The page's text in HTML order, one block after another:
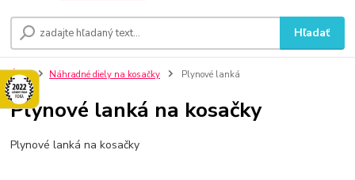
Hľadať
Úvod Náhradné diely na kosačky Plynové lanká
Plynové lanká na kosačky
Plynové lanká na kosačky